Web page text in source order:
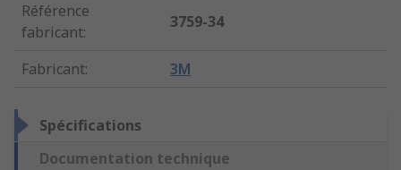
Référence
fabricant:
3759-34
Fabricant: 3M
Spécifications
Documentation technique